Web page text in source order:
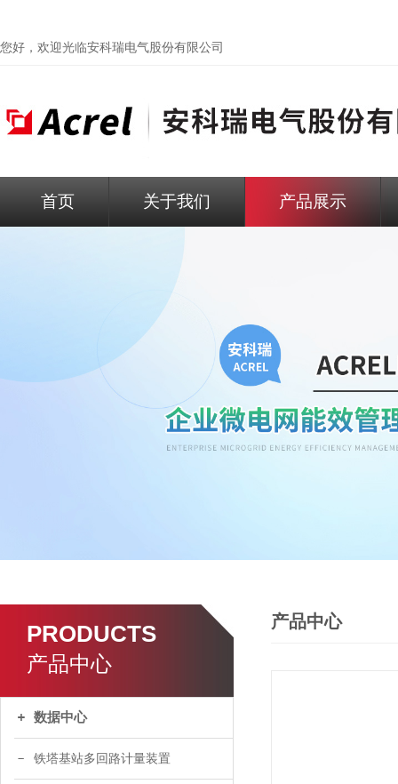
您好，欢迎光临安科瑞电气股份有限公司
首页 关于我们 产品展示
PRODUCTS
产品中心
数据中心
铁塔基站多回路计量装置
产品中心